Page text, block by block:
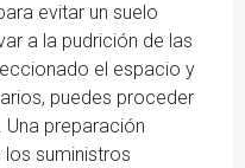
evitar un suelo
a la pudrición de las
el espacio y
puedes proceder
preparación
suministros